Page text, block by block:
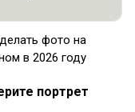
фото на
в 2026 году
портрет